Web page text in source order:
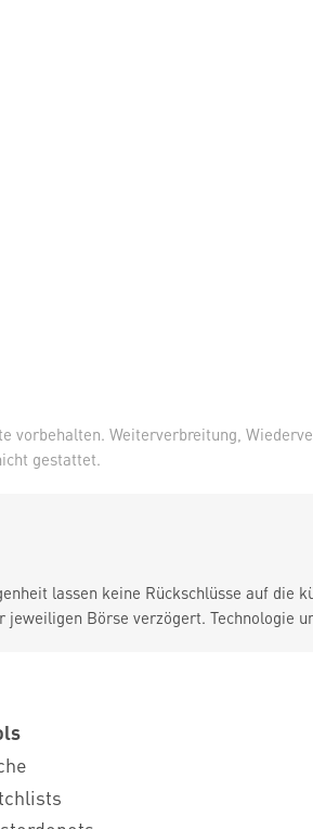
vorbehalten. Weiterverbreitung,
gestattet.
lassen keine Rückschlüsse auf die
Börse verzögert. Technologie